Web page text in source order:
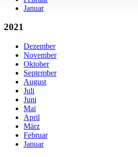
Januar
2021
Dezember
November
Oktober
September
August
Juli
Juni
Mai
April
März
Februar
Januar